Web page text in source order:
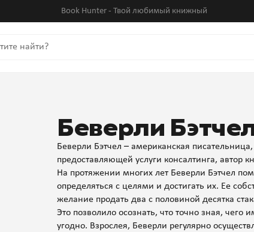
Book Hunter - Твой любимый книжный
Беверли
Беверли Бэтчел – американская
предоставляющей услуги консалтинга, автор
На протяжении многих лет Беверли Бэтчел
определяться с целями и достигать их. Ее
желание продать два с половиной десятка
Это позволило осознать, что точно зная,
угодно. Взрослея, Беверли регулярно